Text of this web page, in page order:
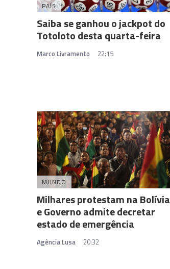
PAÍS
Saiba se ganhou o jackpot do
Totoloto desta quarta-feira
Marco Livramento 22:15
MUNDO
Milhares protestam na Bolívia
e Governo admite decretar
estado de emergência
Agência Lusa 20:32